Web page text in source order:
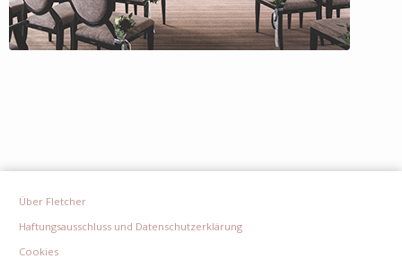
Über Fletcher
Haftungsausschluss und Datenschutzerklärung
Cookies